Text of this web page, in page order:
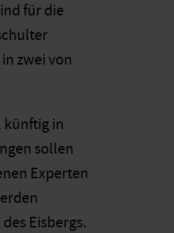
für die
zwei von
künftig in
sollen
Experten
Eisbergs.